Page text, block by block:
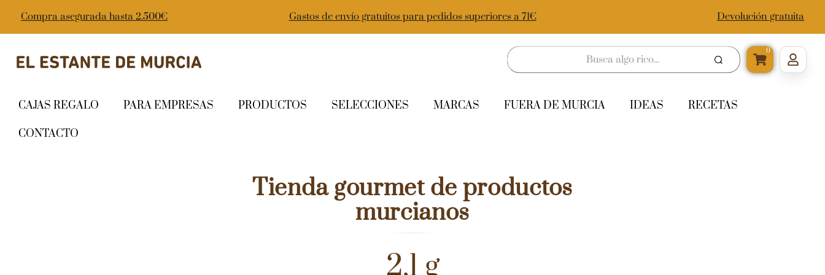
Compra asegurada hasta 2.500€ Gastos de envío gratuitos para pedidos superiores a 71€ Devolución gratuita
0
CAJAS REGALO PARA EMPRESAS PRODUCTOS SELECCIONES MARCAS FUERA DE MURCIA IDEAS RECETAS
CONTACTO
Tienda gourmet de productos
murcianos
2,1 g